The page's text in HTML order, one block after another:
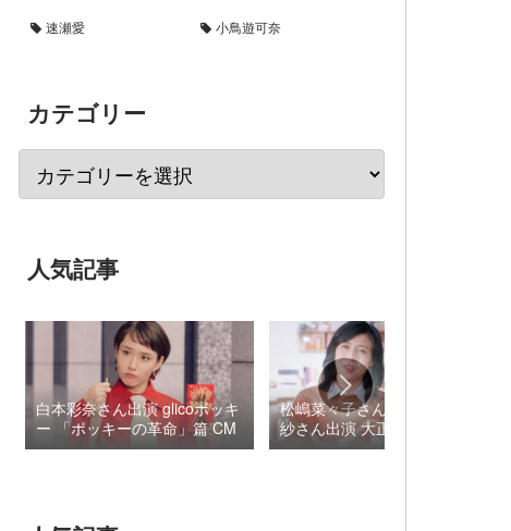
速瀬愛
小鳥遊可奈
カテゴリー
人気記事
白本彩奈さん出演 glicoポッキ
ー 「ポッキーの革命」篇 CM
松嶋菜々子さん×阿由葉さら
紗さん出演 大正製薬 パブロ
ンSゴールドW『いましよう